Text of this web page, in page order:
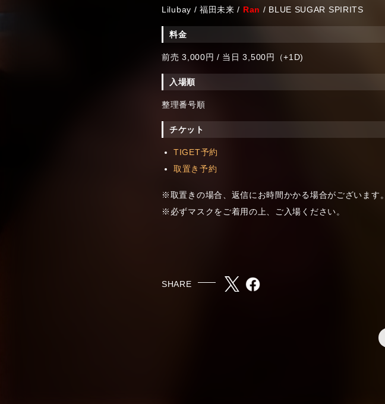
Lilubay / 福田未来 / Ran / BLUE SUGAR SPIRITS
料金
前売 3,000円 / 当日 3,500円（+1D)
入場順
整理番号順
チケット
TIGET予約
取置き予約
※取置きの場合、返信にお時間かかる場合がございます。
※必ずマスクをご着用の上、ご入場ください。
SHARE